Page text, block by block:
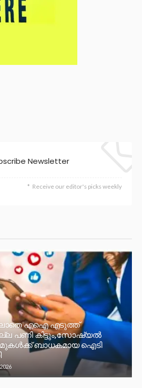
Newsletter
Receive our editor's picks weekly
എഐ എടുത്ത്
പണി കിട്ടും,സോഷ്യല്‍
ബാധകമായ ഐടി